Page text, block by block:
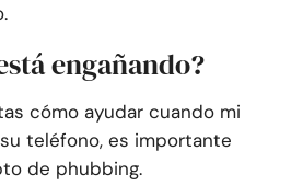
engañando?
cómo ayudar cuando mi
teléfono, es importante
de phubbing.